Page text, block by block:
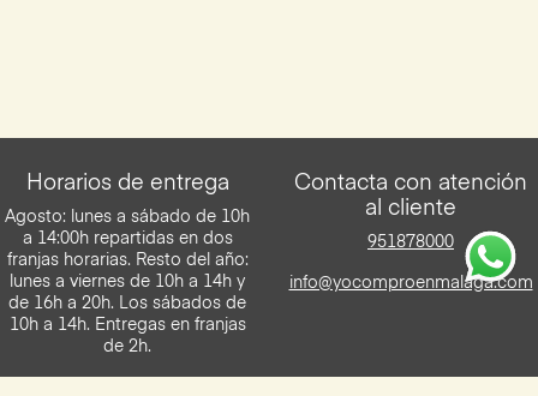
Horarios de entrega
Agosto: lunes a sábado de 10h
a 14:00h repartidas en dos
franjas horarias. Resto del año:
lunes a viernes de 10h a 14h y
de 16h a 20h. Los sábados de
10h a 14h. Entregas en franjas
de 2h.
Contacta con atención
al cliente
951878000
info@yocomproenmalaga.com